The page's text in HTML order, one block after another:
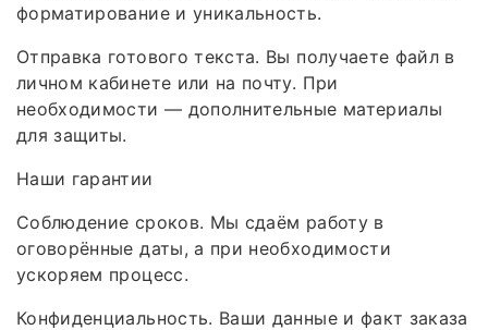
форматирование и уникальность.
Отправка готового текста. Вы получаете файл в
личном кабинете или на почту. При
необходимости — дополнительные материалы
для защиты.
Наши гарантии
Соблюдение сроков. Мы сдаём работу в
оговорённые даты, а при необходимости
ускоряем процесс.
Конфиденциальность. Ваши данные и факт заказа